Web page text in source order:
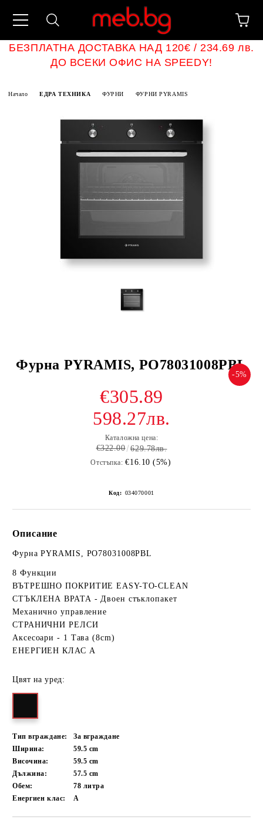
БЕЗПЛАТНА ДОСТАВКА НАД 120€ / 234.69 лв.
ДО ВСЕКИ ОФИС НА SPEEDY!
Начало ЕДРА ТЕХНИКА ФУРНИ ФУРНИ PYRAMIS
Фурна PYRAMIS, PO78031008PBL
-5%
€305.89
598.27лв.
Каталожна цена:
€322.00 629.78лв.
Отстъпка: €16.10 (5%)
Код: 034070001
Описание
Фурна PYRAMIS, PO78031008PBL
8 Функции
ВЪТРЕШНО ПОКРИТИЕ EASY-TO-CLEAN
СТЪКЛЕНА ВРАТА - Двоен стъклопакет
Механично управление
СТРАНИЧНИ РЕЛСИ
Аксесоари - 1 Тава (8cm)
ЕНЕРГИЕН КЛАС A
Цвят на уред:
Тип вграждане:
За вграждане
Ширина:
59.5 cm
Височина:
59.5 cm
Дължина:
57.5 cm
Обем:
78 литра
Енергиен клас:
A